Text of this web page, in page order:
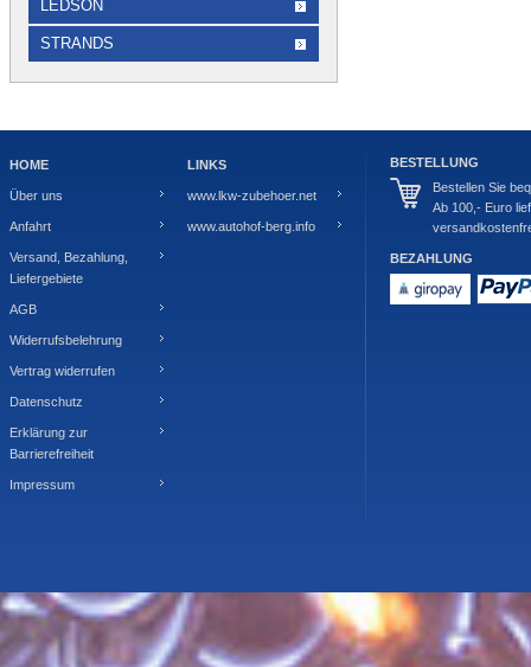
LEDSON
STRANDS
HOME
Über uns
Anfahrt
Versand, Bezahlung,
Liefergebiete
AGB
Widerrufsbelehrung
Vertrag widerrufen
Datenschutz
Erklärung zur
Barrierefreiheit
Impressum
LINKS
www.lkw-zubehoer.net
www.autohof-berg.info
BESTELLUNG
Bestellen Sie
Ab 100,- Euro
BEZAHLUNG